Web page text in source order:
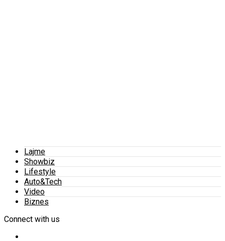
Lajme
Showbiz
Lifestyle
Auto&Tech
Video
Biznes
Connect with us